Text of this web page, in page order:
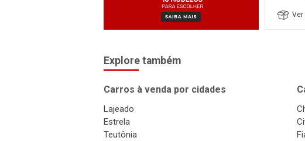
Ver
Explore também
Carros à venda por cidades
Lajeado
Estrela
Teutônia